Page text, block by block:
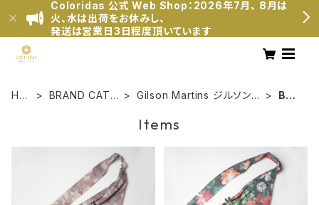
Coloridas 公式 Web Shop：2026年7月、 8月は
火、水は出荷をお休みし、
発送は営業日3日程度頂いています
HO
BRAND CATE
Gilson Martins ジルソン・
BAG
Items